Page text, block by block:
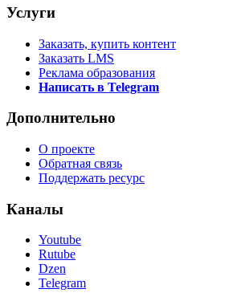
Услуги
Заказать, купить контент
Заказать LMS
Реклама образования
Написать в Telegram
Дополнительно
О проекте
Обратная связь
Поддержать ресурс
Каналы
Youtube
Rutube
Dzen
Telegram